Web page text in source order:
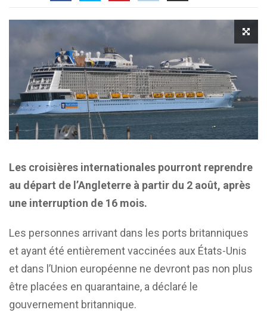
Les croisières internationales pourront reprendre
au départ de l’Angleterre à partir du 2 août, après
une interruption de 16 mois.
Les personnes arrivant dans les ports britanniques
et ayant été entièrement vaccinées aux États-Unis
et dans l’Union européenne ne devront pas non plus
être placées en quarantaine, a déclaré le
gouvernement britannique.